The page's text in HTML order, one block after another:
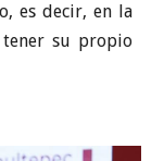
es decir, en la
su propio